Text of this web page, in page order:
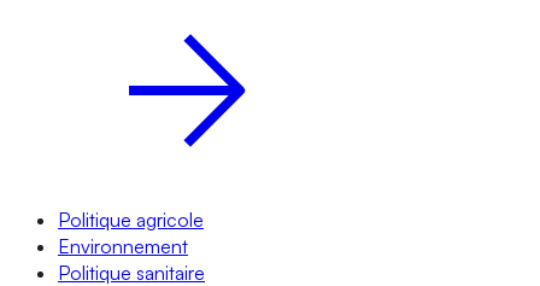
Politique agricole
Environnement
Politique sanitaire